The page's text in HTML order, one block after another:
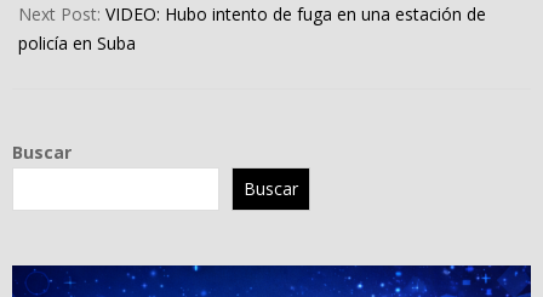
Next Post: VIDEO: Hubo intento de fuga en una estación de
policía en Suba
Buscar
Buscar